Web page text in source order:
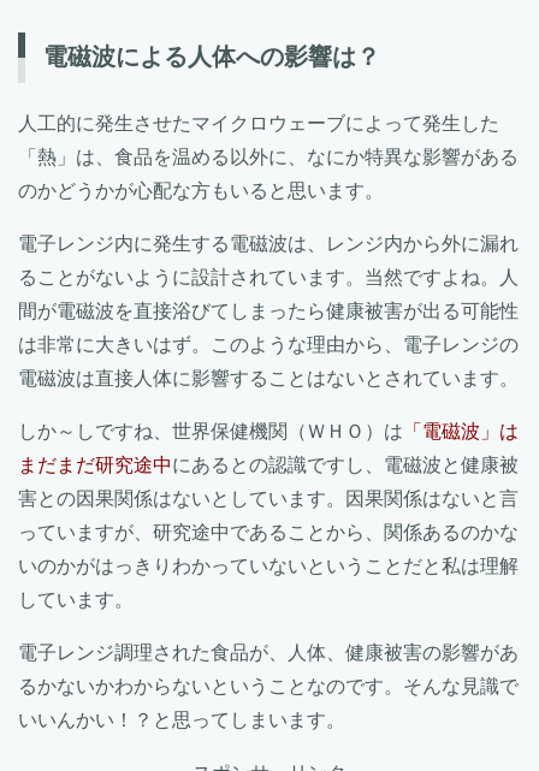
電磁波による人体への影響は？
人工的に発生させたマイクロウェーブによって発生した
「熱」は、食品を温める以外に、なにか特異な影響がある
のかどうかが心配な方もいると思います。
電子レンジ内に発生する電磁波は、レンジ内から外に漏れ
ることがないように設計されています。当然ですよね。人
間が電磁波を直接浴びてしまったら健康被害が出る可能性
は非常に大きいはず。このような理由から、電子レンジの
電磁波は直接人体に影響することはないとされています。
しか～しですね、世界保健機関（ＷＨＯ）は 「電磁波」は
まだまだ研究途中にあるとの認識ですし、電磁波と健康被
害との因果関係はないとしています。因果関係はないと言
っていますが、研究途中であることから、関係あるのかな
いのかがはっきりわかっていないということだと私は理解
しています。
電子レンジ調理された食品が、人体、健康被害の影響があ
るかないかわからないということなのです。そんな見識で
いいんかい！？と思ってしまいます。